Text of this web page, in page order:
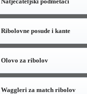
Ribolovne posude i kante
Olovo za ribolov
Waggleri za match ribolov